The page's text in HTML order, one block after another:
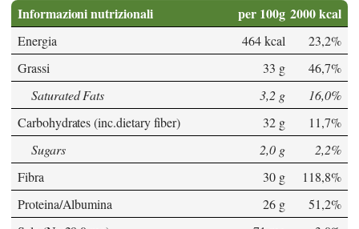
Informazioni nutrizionali per 100g 2000 kcal
Energia 464 kcal
23,2%
Grassi
33 g
46,7%
Saturated Fats
3,2 g
16,0%
Carbohydrates (inc.dietary fiber)
32 g
11,7%
Sugars
2,0 g
2,2%
Fibra
30 g
118,8%
Proteina/Albumina
26 g
51,2%